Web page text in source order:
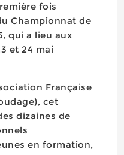
fois
Championnat de
qui a lieu aux
et 24 mai
Française
cet
dizaines de
en formation,